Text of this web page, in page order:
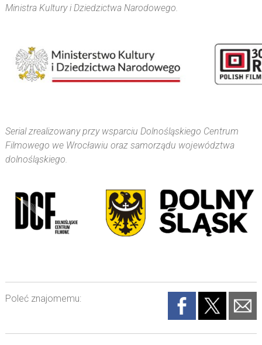
Ministra Kultury i Dziedzictwa Narodowego.
Serial zrealizowany przy wsparciu Dolnośląskiego Centrum
Filmowego we Wrocławiu oraz samorządu województwa
dolnośląskiego.
Poleć znajomemu: